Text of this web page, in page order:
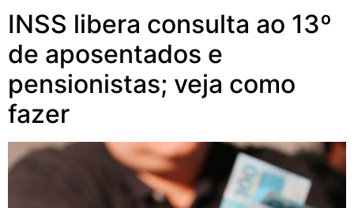
INSS libera consulta ao 13º
de aposentados e
pensionistas; veja como
fazer